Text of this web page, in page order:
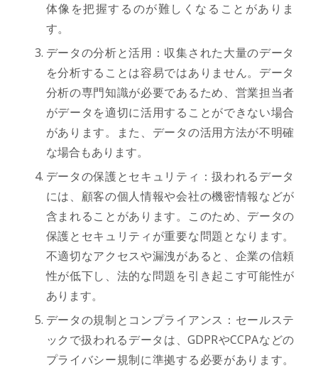
体像を把握するのが難しくなることがありま
す。
データの分析と活用：収集された大量のデータ
を分析することは容易ではありません。データ
分析の専門知識が必要であるため、営業担当者
がデータを適切に活用することができない場合
があります。また、データの活用方法が不明確
な場合もあります。
データの保護とセキュリティ：扱われるデータ
には、顧客の個人情報や会社の機密情報などが
含まれることがあります。このため、データの
保護とセキュリティが重要な問題となります。
不適切なアクセスや漏洩があると、企業の信頼
性が低下し、法的な問題を引き起こす可能性が
あります。
データの規制とコンプライアンス：セールステ
ックで扱われるデータは、GDPRやCCPAなどの
プライバシー規制に準拠する必要があります。